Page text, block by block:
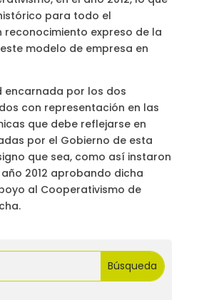
para todo el
reconocimiento expreso de la
modelo de empresa en
encarnada por los dos
con representación en las
que debe reflejarse en
por el Gobierno de esta
que sea, como así instaron
2012 aprobando dicha
al Cooperativismo de